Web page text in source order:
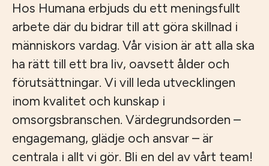
Hos Humana erbjuds du ett meningsfullt
arbete där du bidrar till att göra skillnad i
människors vardag. Vår vision är att alla ska
ha rätt till ett bra liv, oavsett ålder och
förutsättningar. Vi vill leda utvecklingen
inom kvalitet och kunskap i
omsorgsbranschen. Värdegrundsorden –
engagemang, glädje och ansvar – är
centrala i allt vi gör. Bli en del av vårt team!